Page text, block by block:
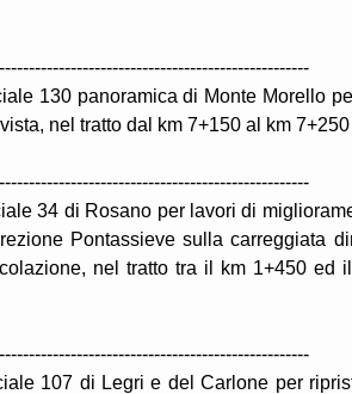
130 panoramica di Monte Morello
nel tratto dal km 7+150 al km
34 di Rosano per lavori di
Pontassieve sulla carreggiata
nel tratto tra il km 1+450 ed
107 di Legri e del Carlone per